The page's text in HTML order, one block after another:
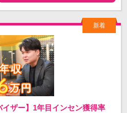
イザー】1年目インセン獲得率